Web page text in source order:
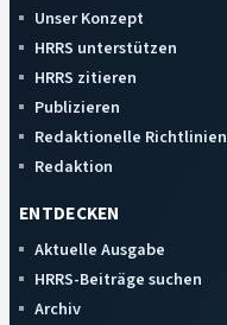
Unser Konzept
HRRS unterstützen
HRRS zitieren
Publizieren
Redaktionelle Richtlinien
Redaktion
ENTDECKEN
Aktuelle Ausgabe
HRRS-Beiträge suchen
Archiv